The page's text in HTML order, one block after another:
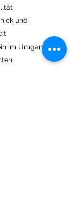
und
im Umgang mit